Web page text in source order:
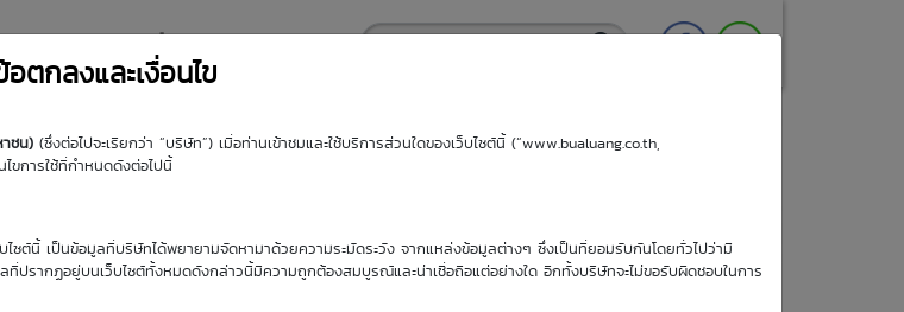
อตกลงและเงื่อนไข
ชน) (ซึ่งต่อไปจะเรียกว่า “บริษัท”) เมื่อท่านเข้าชมและใช้บริการส่วนใดของเว็บไซต์นี้ (“www.bualuang.co.th,
ขการใช้ที่กำหนดดังต่อไปนี้
ซต์นี้ เป็นข้อมูลที่บริษัทได้พยายามจัดหามาด้วยความระมัดระวัง จากแหล่งข้อมูลต่างๆ ซึ่งเป็นที่ยอมรับกันโดยทั่วไปว่ามี
ปรากฏอยู่บนเว็บไซต์ทั้งหมดดังกล่าวนี้มีความถูกต้องสมบูรณ์และน่าเชื่อถือแต่อย่างใด อีกทั้งบริษัทจะไม่ขอรับผิดชอบในการ
DW มุมความรู้ DW Search